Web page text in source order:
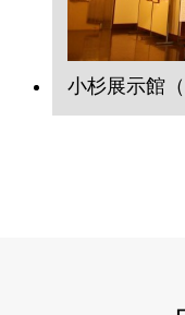
小杉展示館